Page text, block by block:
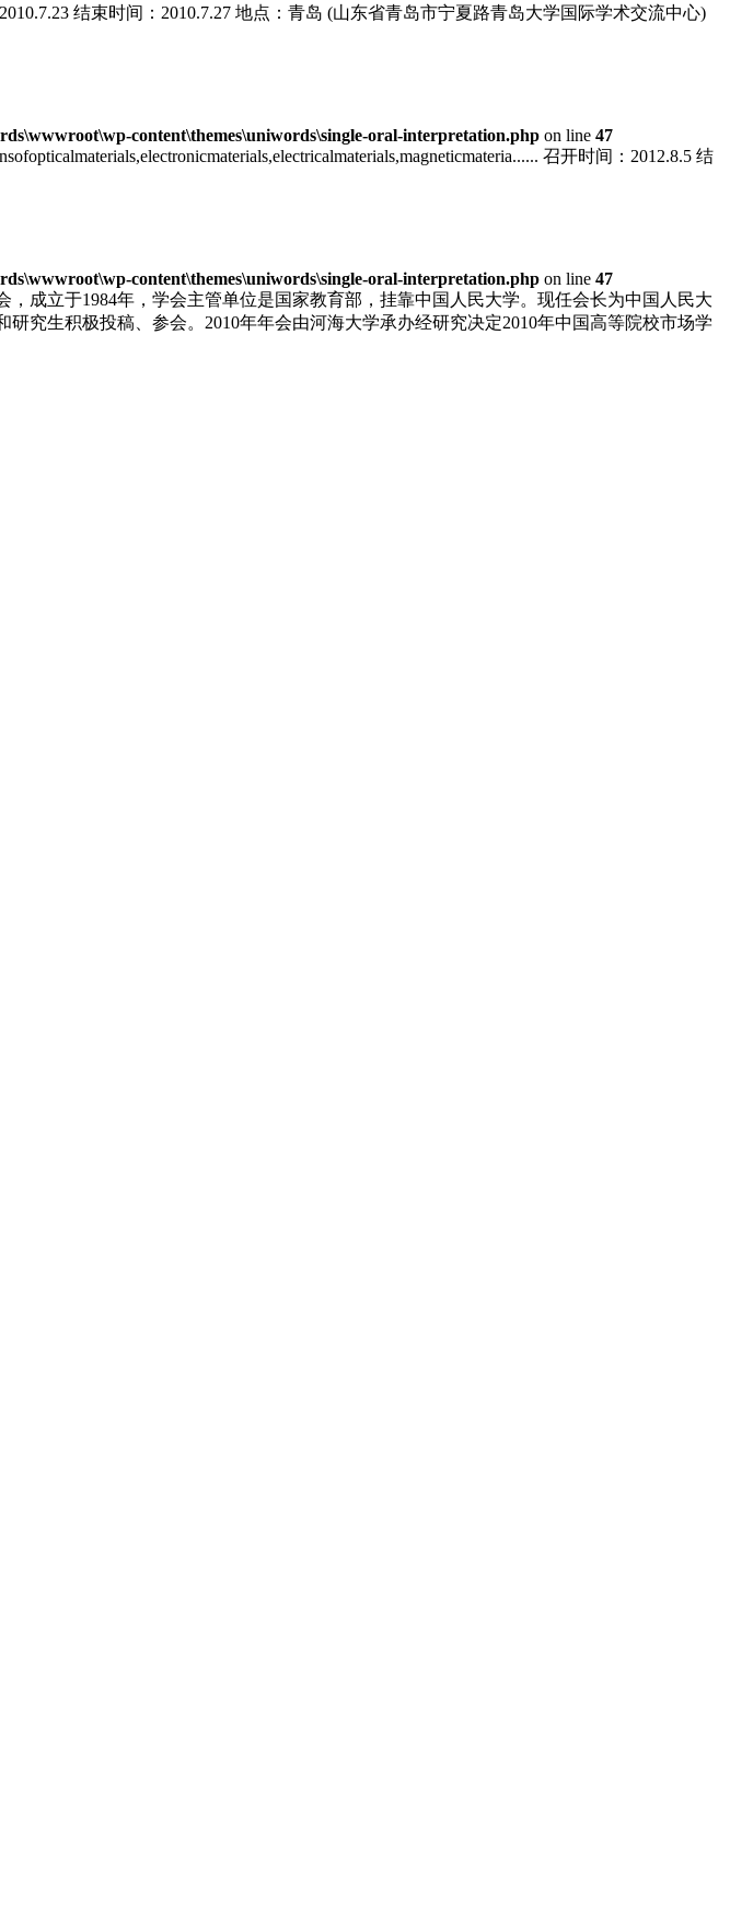
结束时间：2010.7.27 地点：青岛 (山东省青岛市宁夏路青岛大学国际学术交流中心)
content\themes\uniwords\single-oral-interpretation.php on line 47
召开时间：2012.8.5 结
content\themes\uniwords\single-oral-interpretation.php on line 47
成立于1984年，学会主管单位是国家教育部，挂靠中国人民大学。现任会长为中国人民大
究生积极投稿、参会。2010年年会由河海大学承办经研究决定2010年中国高等院校市场学